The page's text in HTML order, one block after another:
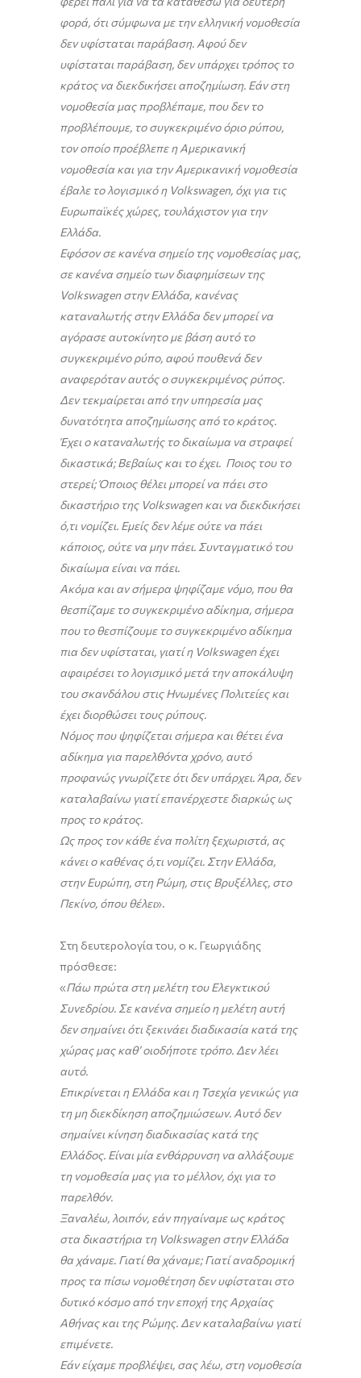
φορά, ότι σύμφωνα με την ελληνική νομοθεσία
δεν υφίσταται παράβαση. Αφού δεν
υφίσταται παράβαση, δεν υπάρχει τρόπος το
κράτος να διεκδικήσει αποζημίωση. Εάν στη
νομοθεσία μας προβλέπαμε, που δεν το
προβλέπουμε, το συγκεκριμένο όριο ρύπου,
τον οποίο προέβλεπε η Αμερικανική
νομοθεσία και για την Αμερικανική νομοθεσία
έβαλε το λογισμικό η Volkswagen, όχι για τις
Ευρωπαϊκές χώρες, τουλάχιστον για την
Ελλάδα.
Εφόσον σε κανένα σημείο της νομοθεσίας μας,
σε κανένα σημείο των διαφημίσεων της
Volkswagen στην Ελλάδα, κανένας
καταναλωτής στην Ελλάδα δεν μπορεί να
αγόρασε αυτοκίνητο με βάση αυτό το
συγκεκριμένο ρύπο, αφού πουθενά δεν
αναφερόταν αυτός ο συγκεκριμένος ρύπος.
Δεν τεκμαίρεται από την υπηρεσία μας
δυνατότητα αποζημίωσης από το κράτος.
Έχει o καταναλωτής το δικαίωμα να στραφεί
δικαστικά; Βεβαίως και το έχει. Ποιος του το
στερεί; Όποιος θέλει μπορεί να πάει στο
δικαστήριο της Volkswagen και να διεκδικήσει
ό,τι νομίζει. Εμείς δεν λέμε ούτε να πάει
κάποιος, ούτε να μην πάει. Συνταγματικό του
δικαίωμα είναι να πάει.
Ακόμα και αν σήμερα ψηφίζαμε νόμο, που θα
θεσπίζαμε το συγκεκριμένο αδίκημα, σήμερα
που το θεσπίζουμε το συγκεκριμένο αδίκημα
πια δεν υφίσταται, γιατί η Volkswagen έχει
αφαιρέσει το λογισμικό μετά την αποκάλυψη
του σκανδάλου στις Ηνωμένες Πολιτείες και
έχει διορθώσει τους ρύπους.
Νόμος που ψηφίζεται σήμερα και θέτει ένα
αδίκημα για παρελθόντα χρόνο, αυτό
προφανώς γνωρίζετε ότι δεν υπάρχει. Άρα, δεν
καταλαβαίνω γιατί επανέρχεστε διαρκώς ως
προς το κράτος.
Ως προς τον κάθε ένα πολίτη ξεχωριστά, ας
κάνει ο καθένας ό,τι νομίζει. Στην Ελλάδα,
στην Ευρώπη, στη Ρώμη, στις Βρυξέλλες, στο
Πεκίνο, όπου θέλει».
Στη δευτερολογία του, ο κ. Γεωργιάδης
πρόσθεσε:
«Πάω πρώτα στη μελέτη του Ελεγκτικού
Συνεδρίου. Σε κανένα σημείο η μελέτη αυτή
δεν σημαίνει ότι ξεκινάει διαδικασία κατά της
χώρας μας καθ’ οιοδήποτε τρόπο. Δεν λέει
αυτό.
Επικρίνεται η Ελλάδα και η Τσεχία γενικώς για
τη μη διεκδίκηση αποζημιώσεων. Αυτό δεν
σημαίνει κίνηση διαδικασίας κατά της
Ελλάδος. Είναι μία ενθάρρυνση να αλλάξουμε
τη νομοθεσία μας για το μέλλον, όχι για το
παρελθόν.
Ξαναλέω, λοιπόν, εάν πηγαίναμε ως κράτος
στα δικαστήρια τη Volkswagen στην Ελλάδα
θα χάναμε. Γιατί θα χάναμε; Γιατί αναδρομική
προς τα πίσω νομοθέτηση δεν υφίσταται στο
δυτικό κόσμο από την εποχή της Αρχαίας
Αθήνας και της Ρώμης. Δεν καταλαβαίνω γιατί
επιμένετε.
Εάν είχαμε προβλέψει, σας λέω, στη νομοθεσία